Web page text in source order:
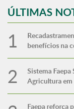
ÚLTIMAS
benefícios na
Sistema
Agricultura em
Faepa reforça